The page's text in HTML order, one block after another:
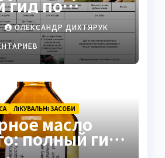
гид по
рискам и
ОЛЕКСАНДР ДИХТЯРУК
ЛІКУВАЛЬНІ ЗАСОБИ
масло
полный гид